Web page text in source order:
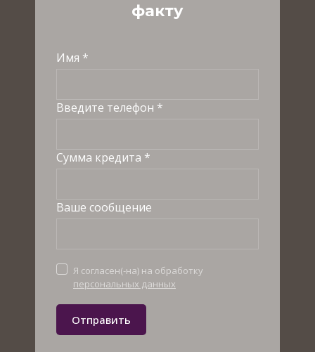
факту
Имя *
Введите телефон *
Сумма кредита *
Ваше сообщение
Отправить
Я согласен(-на) на обработку
персональных данных